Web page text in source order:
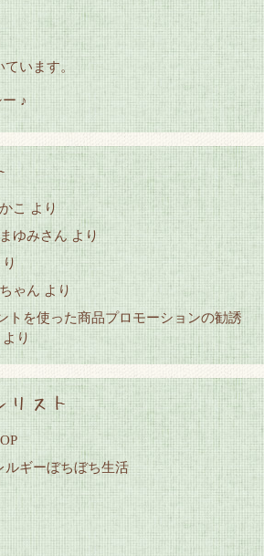
います。
♪
かこ より
まゆみさんより
ゃん より
トを使った商品プロモーションの勧誘
より
リスト
ルギーぼちぼち生活